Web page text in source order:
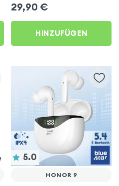
29,90 €
HINZUFÜGEN
5.0
HONOR 9